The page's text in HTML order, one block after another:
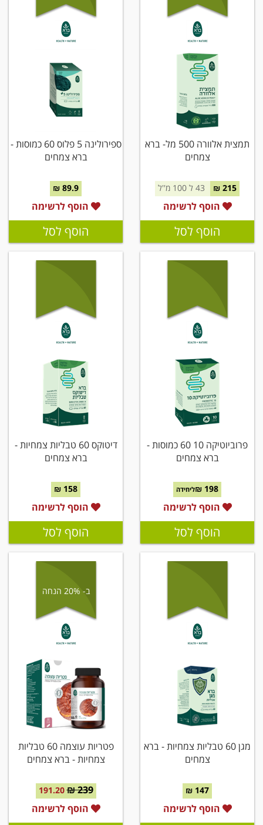
תמצית אלוורה 500 מל- ברא
צמחים
215 ₪
הוסף לרשימה
הוסף לסל
ספירולינה 5 פלוס 60 כמוסות -
ברא צמחים
89.9 ₪
הוסף לרשימה
הוסף לסל
פרוביוטיקה 10 60 כמוסות -
ברא צמחים
198 ₪ ליחידה
הוסף לרשימה
הוסף לסל
דיטוקס 60 טבליות צמחיות -
ברא צמחים
158 ₪
הוסף לרשימה
הוסף לסל
מגן 60 טבליות צמחיות - ברא
צמחים
147 ₪
הוסף לרשימה
ב- 20% הנחה
פטריות עוצמה 60 טבליות
צמחיות - ברא צמחים
239 ₪
191.20
הוסף לרשימה